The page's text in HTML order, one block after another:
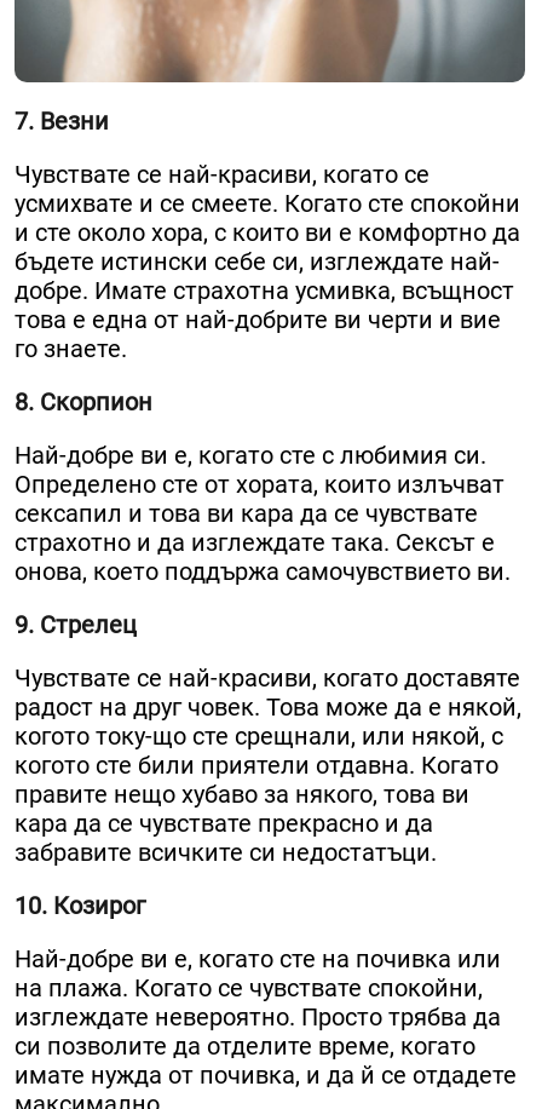
7. Везни
Чувствате се най-красиви, когато се
усмихвате и се смеете. Когато сте спокойни
и сте около хора, с които ви е комфортно да
бъдете истински себе си, изглеждате най-
добре. Имате страхотна усмивка, всъщност
това е една от най-добрите ви черти и вие
го знаете.
8. Скорпион
Най-добре ви е, когато сте с любимия си.
Определено сте от хората, които излъчват
сексапил и това ви кара да се чувствате
страхотно и да изглеждате така. Сексът е
онова, което поддържа самочувствието ви.
9. Стрелец
Чувствате се най-красиви, когато доставяте
радост на друг човек. Това може да е някой,
когото току-що сте срещнали, или някой, с
когото сте били приятели отдавна. Когато
правите нещо хубаво за някого, това ви
кара да се чувствате прекрасно и да
забравите всичките си недостатъци.
10. Козирог
Най-добре ви е, когато сте на почивка или
на плажа. Когато се чувствате спокойни,
изглеждате невероятно. Просто трябва да
си позволите да отделите време, когато
имате нужда от почивка, и да й се отдадете